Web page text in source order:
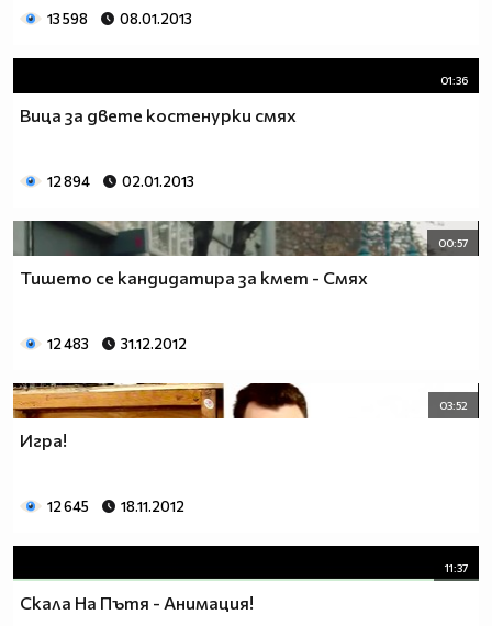
13 598 08.01.2013
01:36
Вица за двете костенурки смях
12 894 02.01.2013
00:57
Тишето се кандидатира за кмет - Смях
12 483 31.12.2012
03:52
Игра!
12 645 18.11.2012
11:37
Скала На Пътя - Анимация!